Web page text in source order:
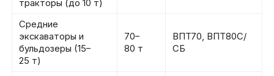
тракторы (до 10 т)
Средние
экскаваторы и
бульдозеры (15–
25 т)
70–
80 т
ВПТ70, ВПТ80С/
СБ